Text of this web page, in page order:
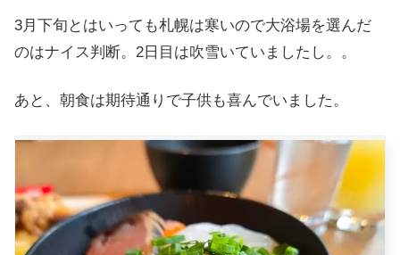
3月下旬とはいっても札幌は寒いので大浴場を選んだ
のはナイス判断。2日目は吹雪いていましたし。。
あと、朝食は期待通りで子供も喜んでいました。